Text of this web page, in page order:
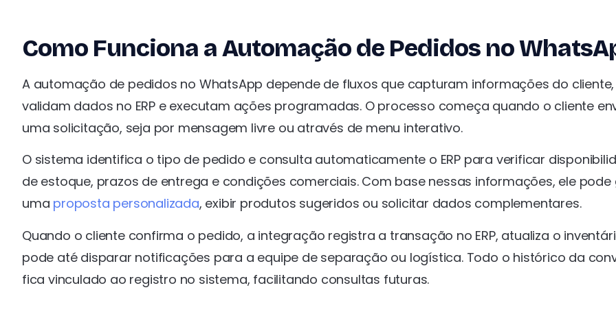
Como Funciona a Automação de Pedidos no
A automação de pedidos no WhatsApp depende de fluxos que capturam informações do cliente,
validam dados no ERP e executam ações programadas. O processo começa quando o cliente
uma solicitação, seja por mensagem livre ou através de menu interativo.
O sistema identifica o tipo de pedido e consulta automaticamente o ERP para verificar
de estoque, prazos de entrega e condições comerciais. Com base nessas informações, ele pode
uma proposta personalizada, exibir produtos sugeridos ou solicitar dados complementares.
Quando o cliente confirma o pedido, a integração registra a transação no ERP, atualiza o
pode até disparar notificações para a equipe de separação ou logística. Todo o histórico da
fica vinculado ao registro no sistema, facilitando consultas futuras.